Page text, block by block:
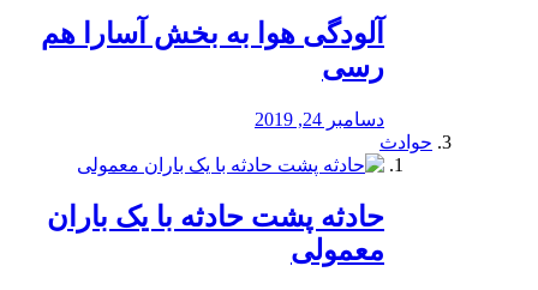
آلودگی هوا به بخش آسارا هم
رسی
دسامبر 24, 2019
حوادث
️حادثه پشت حادثه با یک باران
معمولی